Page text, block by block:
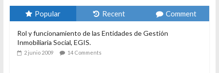
Popular Recent Comment
Rol y funcionamiento de las Entidades de Gestión
Inmobiliaria Social, EGIS.
2 junio 2009 14 Comments